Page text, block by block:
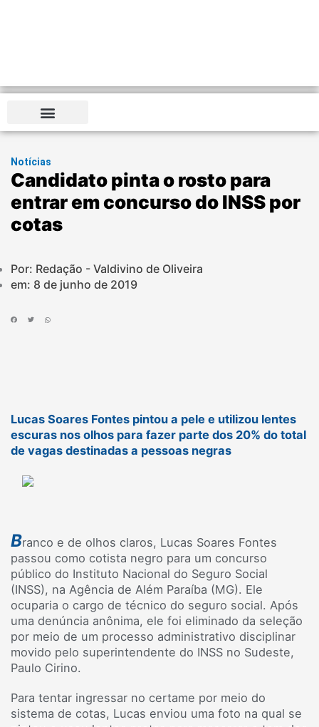
Notícias
Candidato pinta o rosto para
entrar em concurso do INSS por
cotas
Por: Redação - Valdivino de Oliveira
em: 8 de junho de 2019
Lucas Soares Fontes pintou a pele e utilizou lentes
escuras nos olhos para fazer parte dos 20% do total
de vagas destinadas a pessoas negras
Branco e de olhos claros, Lucas Soares Fontes
passou como cotista negro para um concurso
público do Instituto Nacional do Seguro Social
(INSS), na Agência de Além Paraíba (MG). Ele
ocuparia o cargo de técnico do seguro social. Após
uma denúncia anônima, ele foi eliminado da seleção
por meio de um processo administrativo disciplinar
movido pelo superintendente do INSS no Sudeste,
Paulo Cirino.
Para tentar ingressar no certame por meio do
sistema de cotas, Lucas enviou uma foto na qual se